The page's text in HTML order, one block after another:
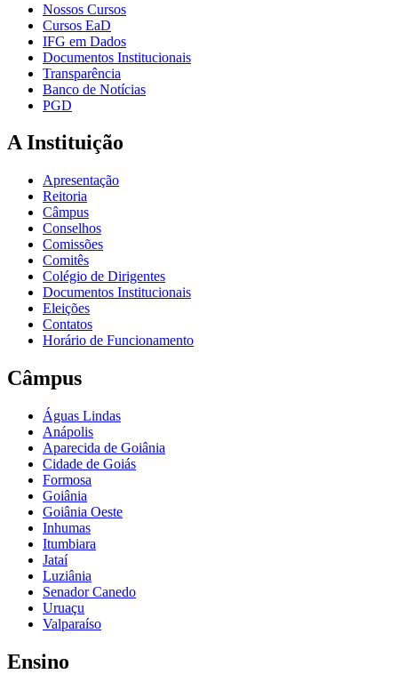
Nossos Cursos
Cursos EaD
IFG em Dados
Documentos Institucionais
Transparência
Banco de Notícias
PGD
A Instituição
Apresentação
Reitoria
Câmpus
Conselhos
Comissões
Comitês
Colégio de Dirigentes
Documentos Institucionais
Eleições
Contatos
Horário de Funcionamento
Câmpus
Águas Lindas
Anápolis
Aparecida de Goiânia
Cidade de Goiás
Formosa
Goiânia
Goiânia Oeste
Inhumas
Itumbiara
Jataí
Luziânia
Senador Canedo
Uruaçu
Valparaíso
Ensino